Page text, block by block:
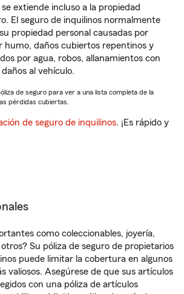
extiende incluso a la propiedad
El seguro de inquilinos normalmente
propiedad personal causadas por
humo, daños cubiertos repentinos y
por agua, robos, allanamientos con
al vehículo.
de seguro para ver a una lista completa de la
pérdidas cubiertas.
de seguro de inquilinos. ¡Es rápido y
como coleccionables, joyería,
Su póliza de seguro de propietarios
puede limitar la cobertura en algunos
valiosos. Asegúrese de que sus artículos
con una póliza de artículos